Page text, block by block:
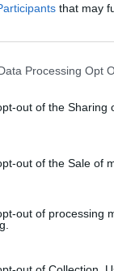
that may
Processing Opt
out of the Sharing
out of the Sale of
out of processing
la “Busto di